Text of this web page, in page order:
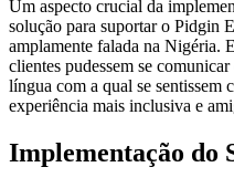
Um aspecto crucial da
solução para suportar o Pidgin
amplamente falada na Nigéria.
clientes pudessem se
língua com a qual se sentissem
experiência mais inclusiva e
Implementação do